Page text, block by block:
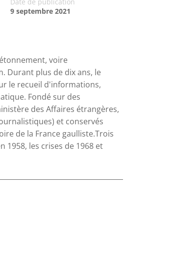
9 septembre 2021
voire
Durant plus de dix ans, le
le recueil d'informations,
Fondé sur des
des Affaires étrangères,
et conservés
de la France gaulliste.Trois
1958, les crises de 1968 et